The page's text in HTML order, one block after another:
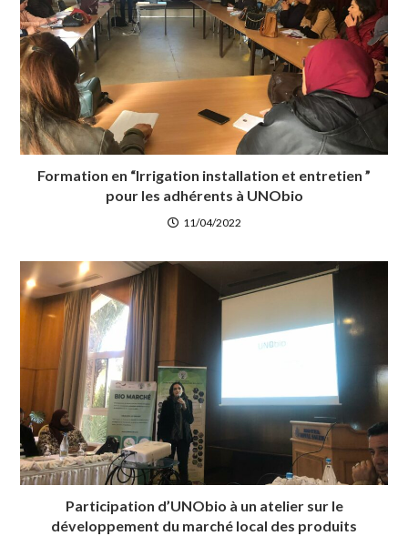
Formation en “Irrigation installation et entretien ”
pour les adhérents à UNObio
11/04/2022
Participation d’UNObio à un atelier sur le
développement du marché local des produits